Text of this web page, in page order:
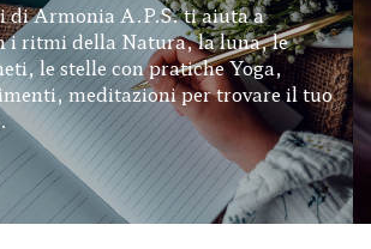
di Armonia A.P.S. ti aiuta a
i ritmi della Natura, la luna, le
le stelle con pratiche Yoga,
meditazioni per trovare il tuo